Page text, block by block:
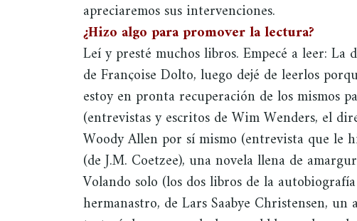
apreciaremos sus intervenciones.
¿Hizo algo para promover la lectura?
Leí y presté muchos libros. Empecé a leer:
de Françoise Dolto, luego dejé de leerlos
estoy en pronta recuperación de los mismos
(entrevistas y escritos de Wim Wenders, el
Woody Allen por sí mismo (entrevista que le
(de J.M. Coetzee), una novela llena de
Volando solo (los dos libros de la
hermanastro, de Lars Saabye Christensen,